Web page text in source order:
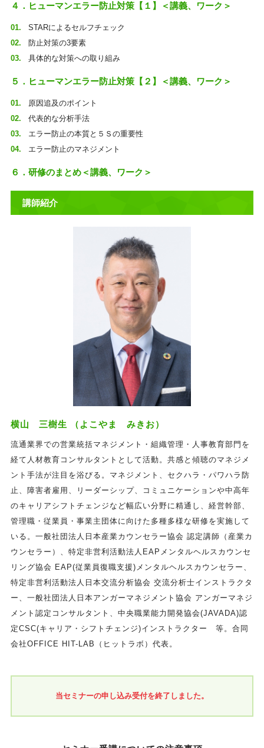
４．ヒューマンエラー防止対策【１】＜講義、ワーク＞
STARによるセルフチェック
防止対策の3要素
具体的な対策への取り組み
５．ヒューマンエラー防止対策【２】＜講義、ワーク＞
原因追及のポイント
代表的な分析手法
エラー防止の本質と５Ｓの重要性
エラー防止のマネジメント
６．研修のまとめ＜講義、ワーク＞
講師紹介
横山 三樹生 （よこやま みきお）
流通業界での営業統括マネジメント・組織管理・人事教育部門を
経て人材教育コンサルタントとして活動。共感と傾聴のマネジメ
ント手法が注目を浴びる。マネジメント、セクハラ・パワハラ防
止、障害者雇用、リーダーシップ、コミュニケーションや中高年
のキャリアシフトチェンジなど幅広い分野に精通し、経営幹部、
管理職・従業員・事業主団体に向けた多種多様な研修を実施して
いる。一般社団法人日本産業カウンセラー協会 認定講師（産業カ
ウンセラー）、特定非営利活動法人EAPメンタルヘルスカウンセ
リング協会 EAP(従業員復職支援)メンタルヘルスカウンセラー、
特定非営利活動法人日本交流分析協会 交流分析士インストラクタ
ー、一般社団法人日本アンガーマネジメント協会 アンガーマネジ
メント認定コンサルタント、中央職業能力開発協会(JAVADA)認
定CSC(キャリア・シフトチェンジ)インストラクター 等。合同
会社OFFICE HIT-LAB（ヒットラボ）代表。
当セミナーの申し込み受付を終了しました。